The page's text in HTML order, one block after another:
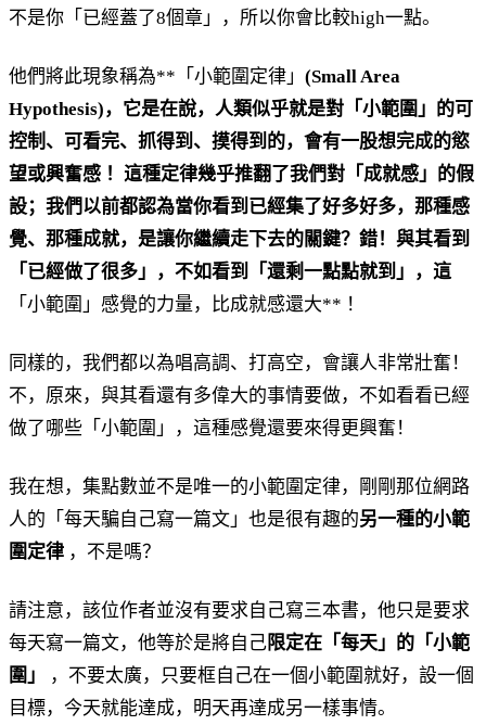
不是你「已經蓋了8個章」，所以你會比較high一點。
他們將此現象稱為**「小範圍定律」 (Small Area
Hypothesis)，它是在說，人類似乎就是對「小範圍」的可
控制、可看完、抓得到、摸得到的， 會有一股想完成的慾
望或興奮感 ！這種定律幾乎推翻了我們對「成就感」的假
設；我們以前都認為當你看到已經集了好多好多，那種感
覺、那種成就，是讓你繼續走下去的關鍵？錯！與其看到
「已經做了很多」，不如看到「還剩一點點就到」，這
「小範圍」感覺的力量，比成就感還大** ！
同樣的，我們都以為唱高調、打高空，會讓人非常壯奮！
不，原來，與其看還有多偉大的事情要做，不如看看已經
做了哪些「小範圍」，這種感覺還要來得更興奮！
我在想，集點數並不是唯一的小範圍定律，剛剛那位網路
人的「每天騙自己寫一篇文」也是很有趣的另一種的小範
圍定律 ，不是嗎？
請注意，該位作者並沒有要求自己寫三本書，他只是要求
每天寫一篇文，他等於是將自己限定在「每天」的「小範
圍」
，不要太廣，只要框自己在一個小範圍就好，設一個
目標，今天就能達成，明天再達成另一樣事情。